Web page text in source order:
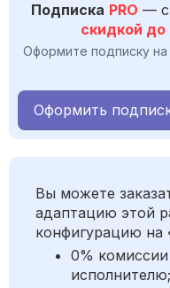
Подписка PRO —
скидкой до
Оформите подписку
Оформить
Вы можете
адаптацию этой
конфигурацию на
0%
исполнителю;